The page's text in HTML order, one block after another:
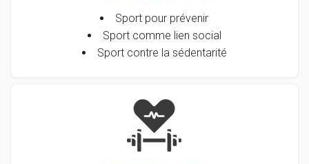
Sport pour prévenir
Sport comme lien social
Sport contre la sédentarité